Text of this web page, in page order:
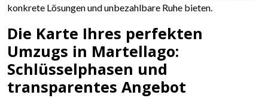
konkrete Lösungen und unbezahlbare Ruhe bieten.
Die Karte Ihres perfekten
Umzugs in Martellago:
Schlüsselphasen und
transparentes Angebot